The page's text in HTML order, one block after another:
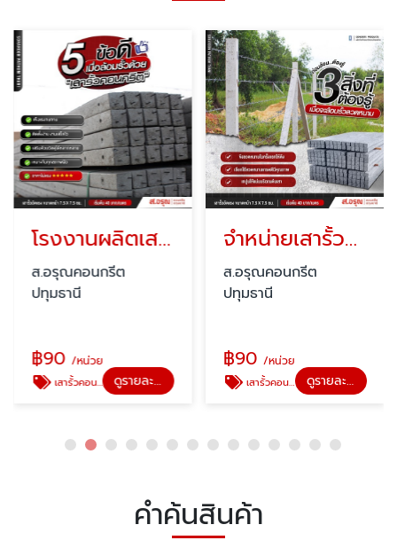
โรงงานผลิตเสารั้วสำเร็จรูปคอนกรีต ราคาถูก
ส.อรุณคอนกรีต
ปทุมธานี
฿90 /หน่วย
เสารั้วคอนกรีตสำเร็จรูป ดูรายละเอียด
จำหน่ายเสารั้วคอนกรีต ราคาถูก
ส.อรุณคอนกรีต
ปทุมธานี
฿90 /หน่วย
เสารั้วคอนกรีต ดูรายละเอียด
คำค้นสินค้า